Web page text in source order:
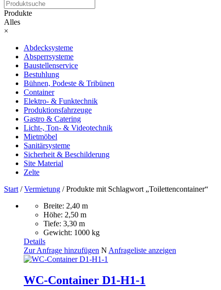
Produkte
Alles
×
Abdecksysteme
Absperrsysteme
Baustellenservice
Bestuhlung
Bühnen, Podeste & Tribünen
Container
Elektro- & Funktechnik
Produktionsfahrzeuge
Gastro & Catering
Licht-, Ton- & Videotechnik
Mietmöbel
Sanitärsysteme
Sicherheit & Beschilderung
Site Material
Zelte
Start /Vermietung / Produkte mit Schlagwort „Toilettencontainer“
Breite: 2,40 m
Höhe: 2,50 m
Tiefe: 3,30 m
Gewicht: 1000 kg
Details
Zur Anfrage hinzufügen N Anfrageliste anzeigen
WC-Container D1-H1-1